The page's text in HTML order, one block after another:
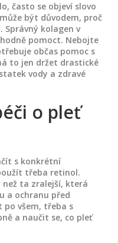
často se objeví slovo
být důvodem, proč
Správný kolagen v
pomoct. Nebojte
občas pomoc s
to jen držet drastické
vody a zdravé
o pleť
s konkrétní
třeba retinol.
ta zralejší, která
a ochranu před
všem, třeba s
a naučit se, co pleť